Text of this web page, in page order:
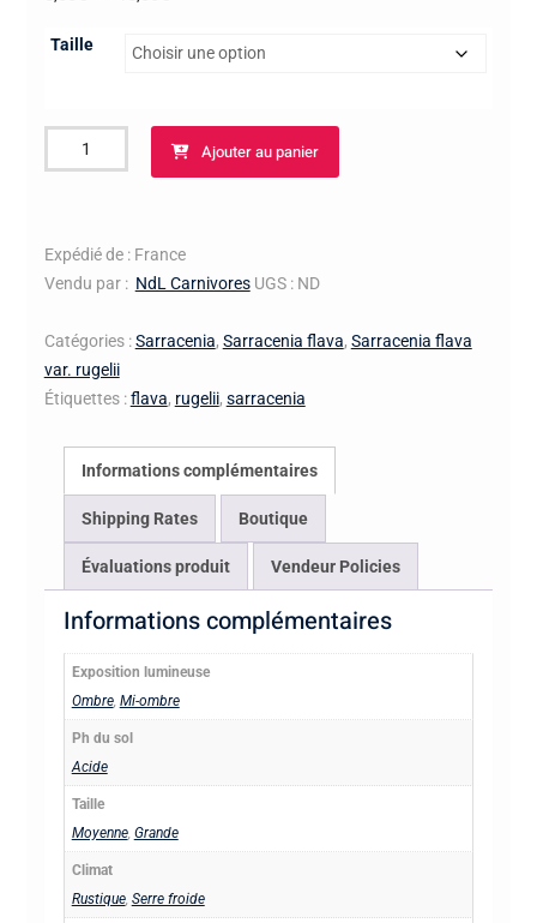
prix :
10,00€
Taille
quantité
de
var.
rugelii
FL,
Santa
Rosa
12)
Ajouter au panier
Expédié de : France
Vendu par : NdL Carnivores UGS : ND
Catégories :Sarracenia, Sarracenia flava, Sarracenia flava
var. rugelii
Étiquettes :flava, rugelii, sarracenia
Informations complémentaires
Shipping Rates Boutique
Évaluations produit Vendeur Policies
Informations complémentaires
Exposition lumineuse
Ombre, Mi-ombre
Ph du sol
Acide
Taille
Moyenne, Grande
Climat
Rustique, Serre froide